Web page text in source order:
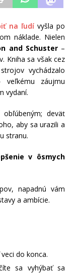
na ľudí vyšla po
náklade. Nielen
and Schuster–
Kniha sa však cez
vychádzalo
záujmu
vydaní.
deväť
aby sa urazili a
stranu.
v ôsmych
napadnú vám
a ambície.
do konca.
sa vyhýbať sa